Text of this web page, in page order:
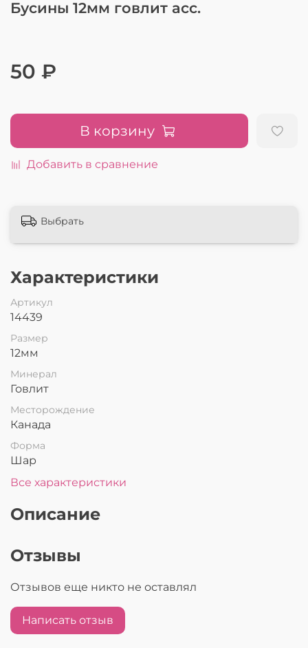
Бусины 12мм говлит асс.
50 ₽
В корзину
Добавить в сравнение
Выбрать
Характеристики
Артикул
14439
Размер
12мм
Минерал
Говлит
Месторождение
Канада
Форма
Шар
Все характеристики
Описание
Отзывы
Отзывов еще никто не оставлял
Написать отзыв